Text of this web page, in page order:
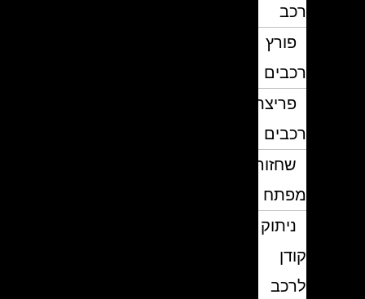
פורץ
רכבים
פריצת
רכבים
שחזור
מפתח
ניתוק
לרכב